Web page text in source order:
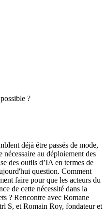
?
déjà être passés de mode,
au déploiement des
des outils d’IA en termes de
question. Comment
faire pour que les acteurs du
de cette nécessité dans la
? Rencontre avec Romane
S, et Romain Roy, fondateur et